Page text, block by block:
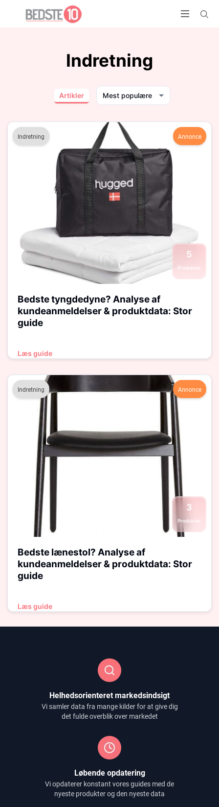
Indretning
Artikler Mest populære
Indretning Annonce
5
Produkter
Bedste tyngdedyne? Analyse af
kundeanmeldelser & produktdata: Stor
guide
Læs guide
Indretning Annonce
3
Produkter
Bedste lænestol? Analyse af
kundeanmeldelser & produktdata: Stor
guide
Læs guide
Helhedsorienteret markedsindsigt
Vi samler data fra mange kilder for at give dig
det fulde overblik over markedet
Løbende opdatering
Vi opdaterer konstant vores guides med de
nyeste produkter og den nyeste data